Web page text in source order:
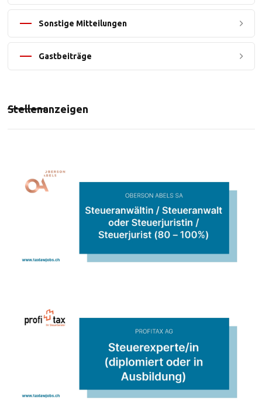
Sonstige Mitteilungen
Gastbeiträge
Stellenanzeigen